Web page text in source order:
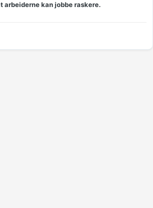
arbeiderne kan jobbe raskere.